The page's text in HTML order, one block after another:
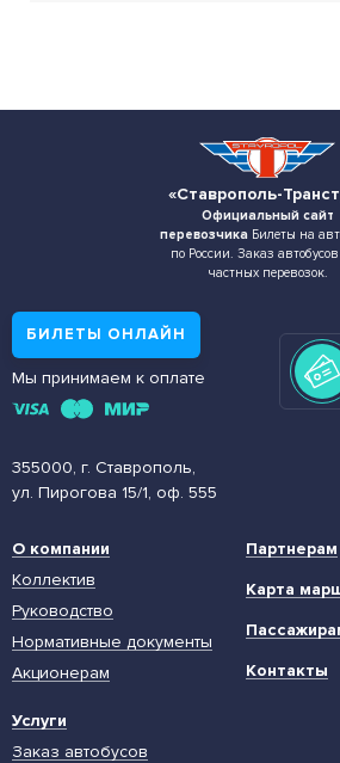
«Ставрополь-
Официальный сайт
перевозчика Билеты на
по России. Заказ
частных перевозок.
355000, г. Ставрополь,
ул. Пирогова 15/1, оф. 555
БИЛЕТЫ ОНЛАЙН
Мы принимаем к оплате
О компании
Коллектив
Руководство
Нормативные документы
Акционерам
Услуги
Заказ автобусов
Партнерам
Карта
Контакты